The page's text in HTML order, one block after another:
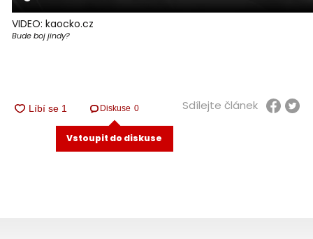
VIDEO: kaocko.cz
Bude boj jindy?
Diskuse 0
Vstoupit do diskuse
Sdílejte článek